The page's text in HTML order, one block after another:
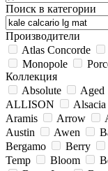
Поиск в категории
Производители
Atlas Concorde
Monopole
Коллекция
Absolute
Aged
ALLISON
Alsacia
Aramis
Arrow
Austin
Awen
Bergamo
Berry
Temp
Bloom